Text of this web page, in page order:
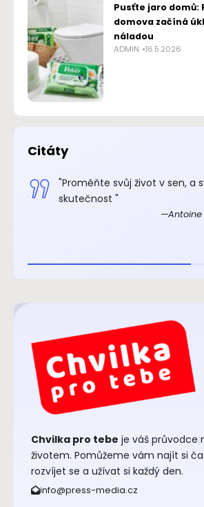
Pusťte jaro domů:
domova začíná
náladou
ADMIN 16.5.2026
Citáty
"Proměňte svůj život v sen, a
skutečnost "
Chvilka pro tebe je váš průvodce
životem. Pomůžeme vám najít si
rozvíjet se a užívat si každý den.
info@press-media.cz